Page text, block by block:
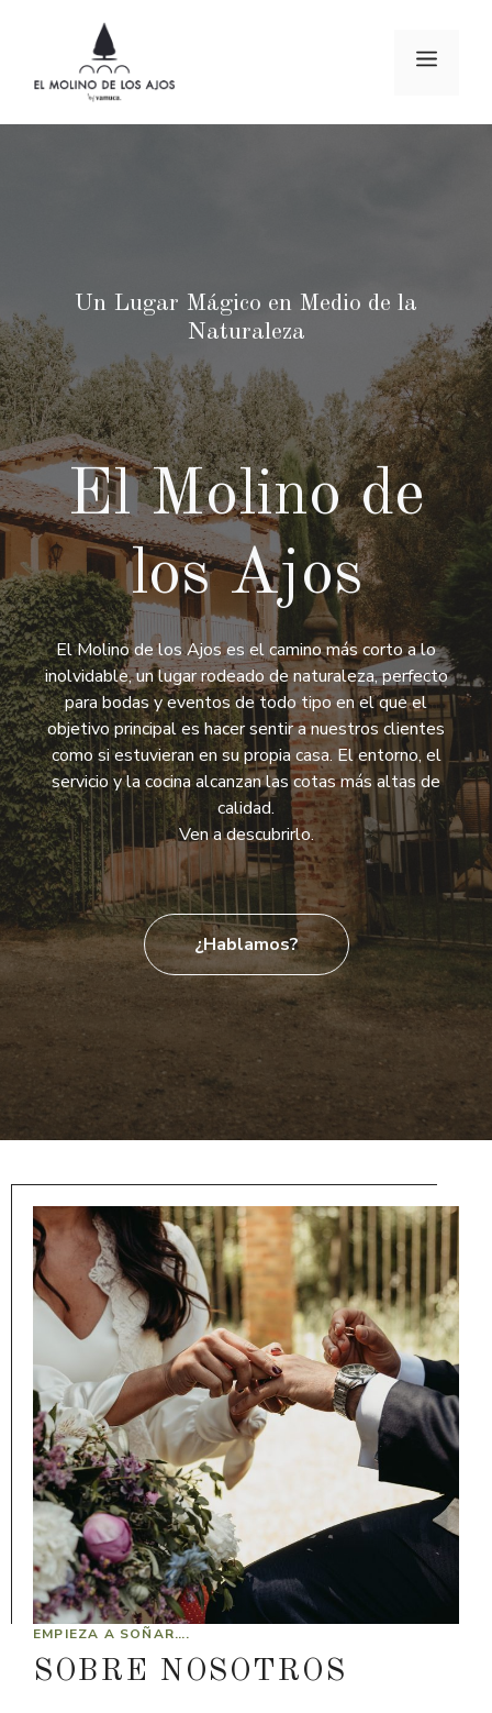
Menú
Un Lugar Mágico en Medio de la
Naturaleza
El Molino de
los Ajos
El Molino de los Ajos es el camino más corto a lo
inolvidable, un lugar rodeado de naturaleza, perfecto
para bodas y eventos de todo tipo en el que el
objetivo principal es hacer sentir a nuestros clientes
como si estuvieran en su propia casa. El entorno, el
servicio y la cocina alcanzan las cotas más altas de
calidad.
Ven a descubrirlo.
¿Hablamos?
EMPIEZA A SOÑAR….
SOBRE NOSOTROS